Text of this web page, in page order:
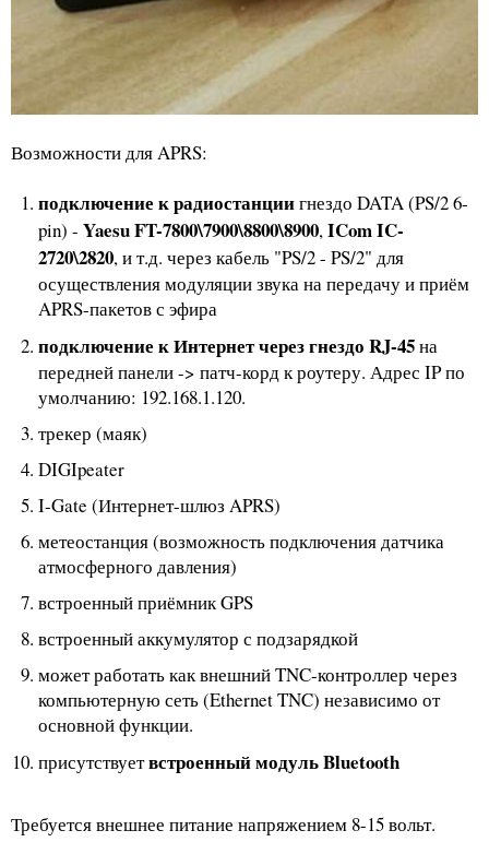
Возможности для APRS:
подключение к радиостанциигнездо DATA (PS/2 6-
pin) - Yaesu FT-7800\7900\8800\8900,ICom IC-
2720\2820, и т.д. через кабель "PS/2 - PS/2" для
осуществления модуляции звука на передачу и приём
APRS-пакетов с эфира
подключение к Интернет через гнездо RJ-45на
передней панели -> патч-корд к роутеру. Адрес IP по
умолчанию: 192.168.1.120.
трекер (маяк)
DIGIpeater
I-Gate (Интернет-шлюз APRS)
метеостанция (возможность подключения датчика
атмосферного давления)
встроенный приёмник GPS
встроенный аккумулятор с подзарядкой
может работать как внешний TNC-контроллер через
компьютерную сеть (Ethernet TNC) независимо от
основной функции.
присутствуетвстроенный модуль Bluetooth
Требуется внешнее питание напряжением 8-15 вольт.